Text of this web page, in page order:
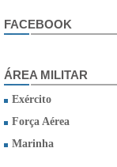
FACEBOOK
ÁREA MILITAR
Exército
Força Aérea
Marinha